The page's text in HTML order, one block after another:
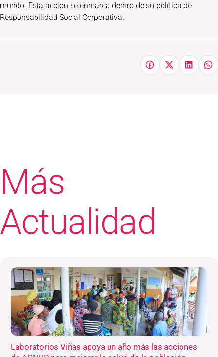
mundo. Esta acción se enmarca dentro de su política de
Responsabilidad Social Corporativa.
Más
Actualidad
Laboratorios Viñas apoya un año más las acciones